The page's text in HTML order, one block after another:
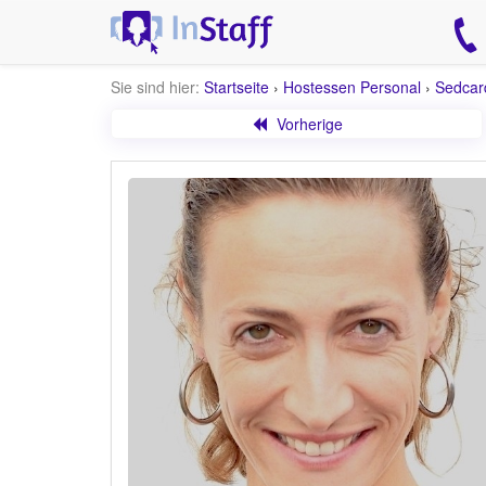
Sie sind hier: Startseite › Hostessen Personal ›
Vorherige